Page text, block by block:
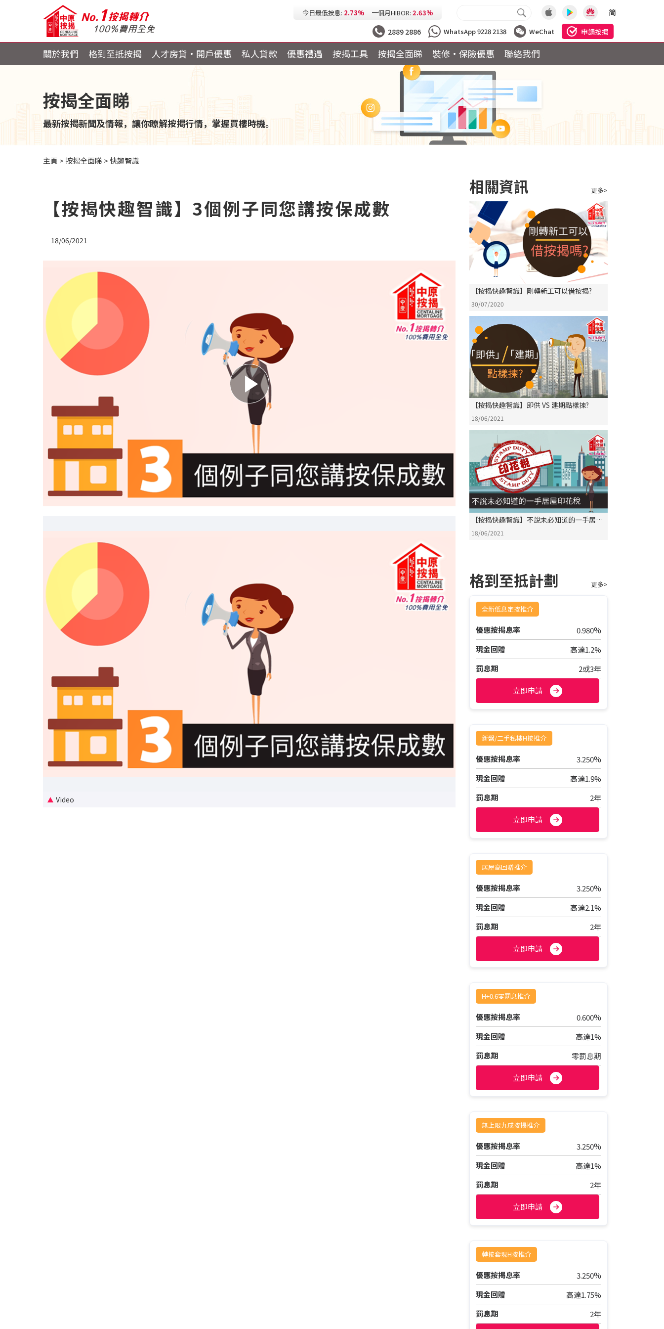
今日最低按息: 2.73% 一個月HIBOR: 2.63%
今日最低H按: 3.25%
简
2889 2886 WhatsApp 9228 2138 WeChat 申請按揭
關於我們 格到至抵按揭 人才房貸・開戶優惠 私人貸款 優惠禮遇 按揭工具 按揭全面睇 裝修·保險優惠 聯絡我們
按揭全面睇
最新按揭新聞及情報，讓你瞭解按揭行情，掌握買樓時機。
主頁 >按揭全面睇 > 快趣智識
【按揭快趣智識】3個例子同您講按保成數
18/06/2021
Video
相關資訊 更多>
【按揭快趣智識】剛轉新工可以借按揭?
30/07/2020
【按揭快趣智識】即供 VS 建期點樣揀?
18/06/2021
【按揭快趣智識】不說未必知道的一手居屋
印花稅
18/06/2021
格到至抵計劃 更多>
全新低息定按推介
優惠按揭息率 0.980%
現金回贈
高達1.2%
罰息期
2或3年
立即申請
新盤/二手私樓H按推介
優惠按揭息率 3.250%
現金回贈
高達1.9%
罰息期
2年
立即申請
居屋高回贈推介
優惠按揭息率 3.250%
現金回贈
高達2.1%
罰息期
2年
立即申請
H+0.6零罰息推介
優惠按揭息率 0.600%
現金回贈
高達1%
罰息期
零罰息期
立即申請
無上限九成按揭推介
優惠按揭息率 3.250%
現金回贈
高達1%
罰息期
2年
立即申請
轉按套現H按推介
優惠按揭息率 3.250%
現金回贈
高達1.75%
罰息期
2年